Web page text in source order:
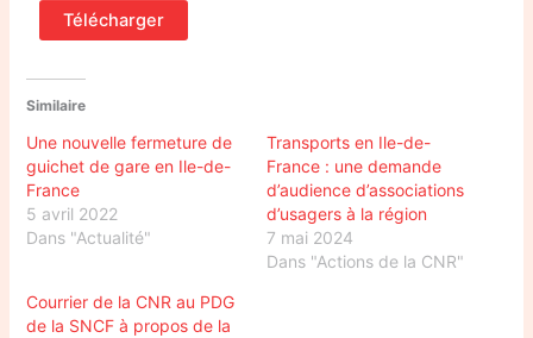
Télécharger
Similaire
Une nouvelle fermeture de
guichet de gare en Ile-de-
France
5 avril 2022
Dans "Actualité"
Transports en Ile-de-
France : une demande
d’audience d’associations
d’usagers à la région
7 mai 2024
Dans "Actions de la CNR"
Courrier de la CNR au PDG
de la SNCF à propos de la